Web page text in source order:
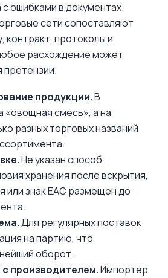
ошибками в документах.
сети сопоставляют
контракт, протоколы и
расхождение может
претензии.
продукции.В
«овощная смесь», а на
разных торговых названий
Не указан способ
хранения после вскрытия,
или знак ЕАС размещен до
Для регулярных поставок
на партию, что
оборот.
производителем.Импортер